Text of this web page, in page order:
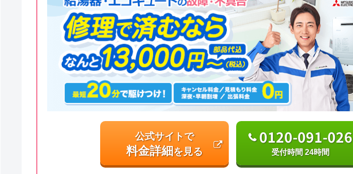
公式サイトで
料金詳細を見る
0120-091-026
受付時間 24時間